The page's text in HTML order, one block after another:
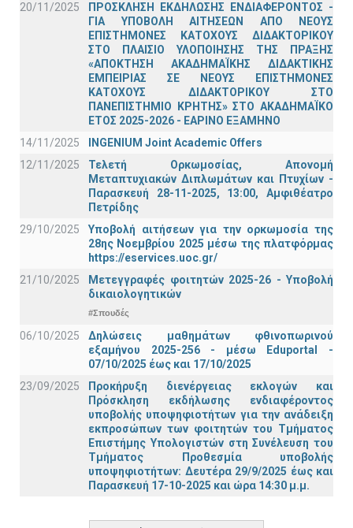
20/11/2025
ΠΡΟΣΚΛΗΣΗ ΕΚΔΗΛΩΣΗΣ ΕΝΔΙΑΦΕΡΟΝΤΟΣ -
ΓΙΑ ΥΠΟΒΟΛΗ ΑΙΤΗΣΕΩΝ ΑΠΟ ΝΕΟΥΣ
ΕΠΙΣΤΗΜΟΝΕΣ ΚΑΤΟΧΟΥΣ ΔΙΔΑΚΤΟΡΙΚΟΥ
ΣΤΟ ΠΛΑΙΣΙΟ ΥΛΟΠΟΙΗΣΗΣ ΤΗΣ ΠΡΑΞΗΣ
«ΑΠΟΚΤΗΣΗ ΑΚΑΔΗΜΑΪΚΗΣ ΔΙΔΑΚΤΙΚΗΣ
ΕΜΠΕΙΡΙΑΣ ΣΕ ΝΕΟΥΣ ΕΠΙΣΤΗΜΟΝΕΣ
ΚΑΤΟΧΟΥΣ ΔΙΔΑΚΤΟΡΙΚΟΥ ΣΤΟ
ΠΑΝΕΠΙΣΤΗΜΙΟ ΚΡΗΤΗΣ» ΣΤΟ ΑΚΑΔΗΜΑΪΚΟ
ΕΤΟΣ 2025-2026 - ΕΑΡΙΝΟ ΕΞΑΜΗΝΟ
14/11/2025
INGENIUM Joint Academic Offers
12/11/2025
Τελετή Ορκωμοσίας, Απονομή
Μεταπτυχιακών Διπλωμάτων και Πτυχίων -
Παρασκευή 28-11-2025, 13:00, Αμφιθέατρο
Πετρίδης
29/10/2025
Υποβολή αιτήσεων για την ορκωμοσία της
28ης Νοεμβρίου 2025 μέσω της πλατφόρμας
https://eservices.uoc.gr/
21/10/2025
Μετεγγραφές φοιτητών 2025-26 - Υποβολή
δικαιολογητικών
#Σπουδές
06/10/2025
Δηλώσεις μαθημάτων φθινοπωρινού
εξαμήνου 2025-256 - μέσω Εduportal -
07/10/2025 έως και 17/10/2025
23/09/2025
Προκήρυξη διενέργειας εκλογών και
Πρόσκληση εκδήλωσης ενδιαφέροντος
υποβολής υποψηφιοτήτων για την ανάδειξη
εκπροσώπων των φοιτητών του Τμήματος
Επιστήμης Υπολογιστών στη Συνέλευση του
Τμήματος Προθεσμία υποβολής
υποψηφιοτήτων: Δευτέρα 29/9/2025 έως και
Παρασκευή 17-10-2025 και ώρα 14:30 μ.μ.